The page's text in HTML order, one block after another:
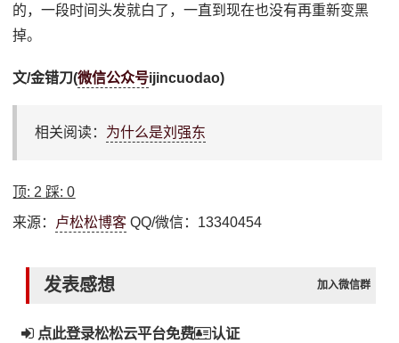
的，一段时间头发就白了，一直到现在也没有再重新变黑
掉。
文/金错刀(微信公众号ijincuodao)
相关阅读： 为什么是刘强东
顶:2 踩:0
来源： 卢松松博客 QQ/微信：13340454
发表感想 加入微信群
点此登录松松云平台免费 认证